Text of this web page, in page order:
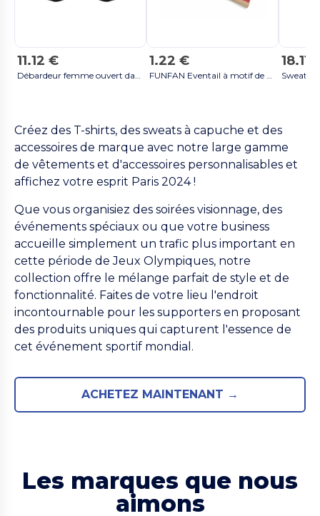
11.12 €
Débardeur femme ouvert dans le dos - Noir
1.22 €
FUNFAN Eventail à motif de drapeau - Orange
18.11€
Créez des T-shirts, des sweats à capuche et des
accessoires de marque avec notre large gamme
de vêtements et d'accessoires personnalisables et
affichez votre esprit Paris 2024 !
Que vous organisiez des soirées visionnage, des
événements spéciaux ou que votre business
accueille simplement un trafic plus important en
cette période de Jeux Olympiques, notre
collection offre le mélange parfait de style et de
fonctionnalité. Faites de votre lieu l'endroit
incontournable pour les supporters en proposant
des produits uniques qui capturent l'essence de
cet événement sportif mondial.
ACHETEZ MAINTENANT →
Les marques que nous
aimons